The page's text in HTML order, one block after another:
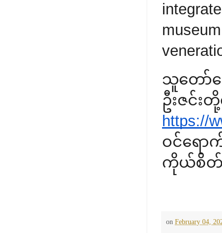
သူတော်က
ဦးဇ
https://
ဝင်ရေ
ကိုယ်စိတ်နှ
on February 04,